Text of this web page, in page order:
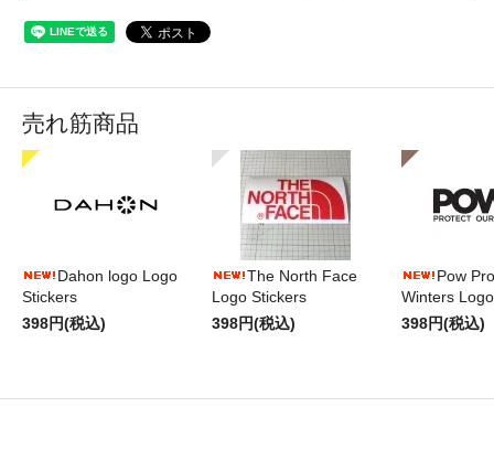
売れ筋商品
Dahon logo Logo
Stickers
398円(税込)
The North Face
Logo Stickers
398円(税込)
Pow
Winters
398円(税込)